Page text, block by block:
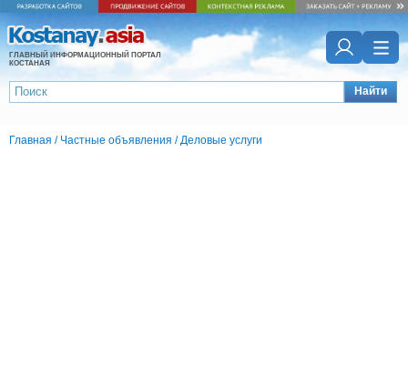
ГЛАВНЫЙ ИНФОРМАЦИОННЫЙ ПОРТАЛ
КОСТАНАЯ
Найти
Главная / Частные объявления /Деловые услуги